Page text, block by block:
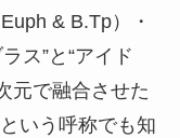
& B.Tp）・
ス”と“アイド
元で融合させた
いう呼称でも知